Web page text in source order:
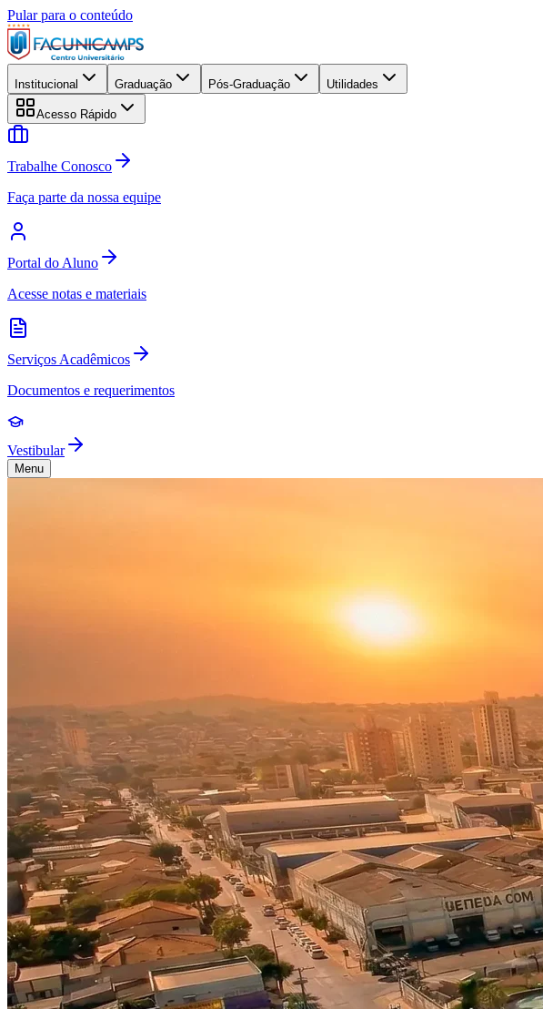
Pular para o conteúdo
Institucional Graduação Pós-Graduação Utilidades
Acesso Rápido
Trabalhe Conosco
Faça parte da nossa equipe
Portal do Aluno
Acesse notas e materiais
Serviços Acadêmicos
Documentos e requerimentos
Vestibular
Menu